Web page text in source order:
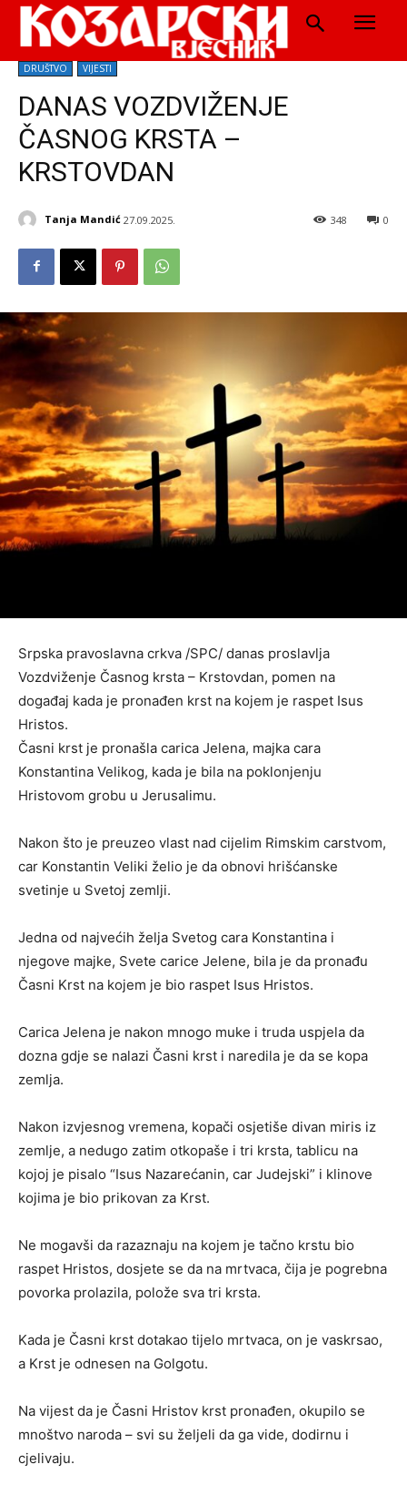
DRUŠTVO VIJESTI
DANAS VOZDVIŽENJE
ČASNOG KRSTA –
KRSTOVDAN
Tanja Mandić 27.09.2025. 0
348
Srpska pravoslavna crkva /SPC/ danas proslavlja
Vozdviženje Časnog krsta – Krstovdan, pomen na
događaj kada je pronađen krst na kojem je raspet Isus
Hristos.
Časni krst je pronašla carica Jelena, majka cara
Konstantina Velikog, kada je bila na poklonjenju
Hristovom grobu u Jerusalimu.
Nakon što je preuzeo vlast nad cijelim Rimskim carstvom,
car Konstantin Veliki želio je da obnovi hrišćanske
svetinje u Svetoj zemlji.
Jedna od najvećih želja Svetog cara Konstantina i
njegove majke, Svete carice Jelene, bila je da pronađu
Časni Krst na kojem je bio raspet Isus Hristos.
Carica Jelena je nakon mnogo muke i truda uspjela da
dozna gdje se nalazi Časni krst i naredila je da se kopa
zemlja.
Nakon izvjesnog vremena, kopači osjetiše divan miris iz
zemlje, a nedugo zatim otkopaše i tri krsta, tablicu na
kojoj je pisalo “Isus Nazarećanin, car Judejski” i klinove
kojima je bio prikovan za Krst.
Ne mogavši da razaznaju na kojem je tačno krstu bio
raspet Hristos, dosjete se da na mrtvaca, čija je pogrebna
povorka prolazila, polože sva tri krsta.
Kada je Časni krst dotakao tijelo mrtvaca, on je vaskrsao,
a Krst je odnesen na Golgotu.
Na vijest da je Časni Hristov krst pronađen, okupilo se
mnoštvo naroda – svi su željeli da ga vide, dodirnu i
cjelivaju.